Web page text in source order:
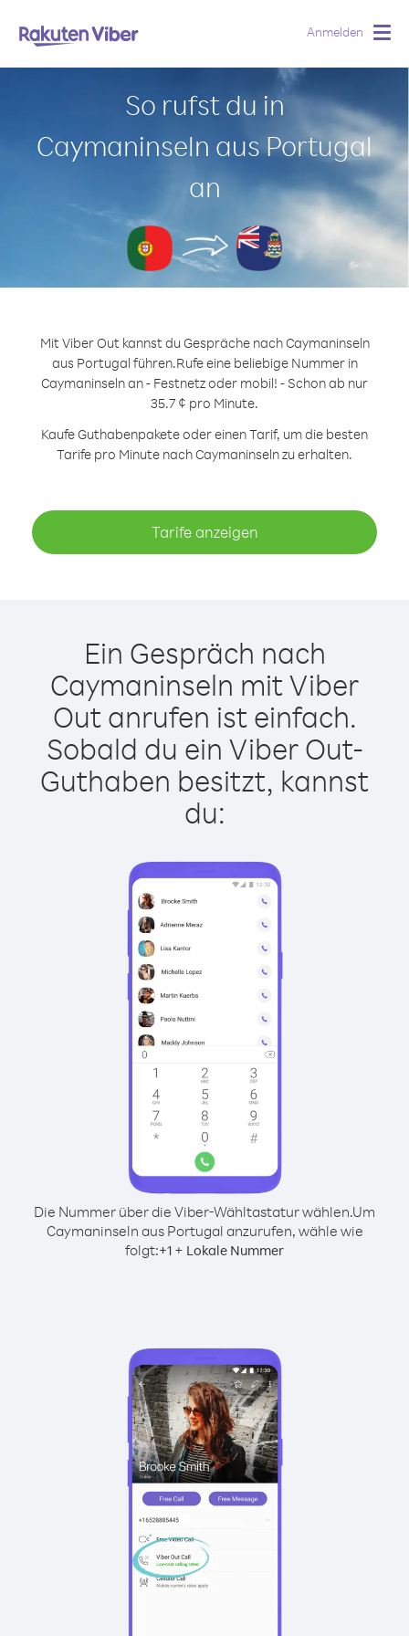
Anmelden
So rufst du in
Caymaninseln aus Portugal
an
Mit Viber Out kannst du Gespräche nach Caymaninseln
aus Portugal führen.Rufe eine beliebige Nummer in
Caymaninseln an - Festnetz oder mobil! - Schon ab nur
35.7 ¢ pro Minute.
Kaufe Guthabenpakete oder einen Tarif, um die besten
Tarife pro Minute nach Caymaninseln zu erhalten.
Tarife anzeigen
Ein Gespräch nach
Caymaninseln mit Viber
Out anrufen ist einfach.
Sobald du ein Viber Out-
Guthaben besitzt, kannst
du:
Die Nummer über die Viber-Wähltastatur wählen.Um
Caymaninseln aus Portugal anzurufen, wähle wie
folgt:+1 + Lokale Nummer